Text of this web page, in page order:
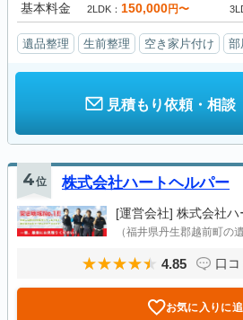
基本料金 2LDK 150,000円〜
遺品整理 生前整理 空き家片付け 部
見積もり依頼・相談
4位 株式会社ハートヘルパー
[運営会社] 株式会社ハ
（福井県丹生郡越前町の
4.85 口コ
お気に入りに